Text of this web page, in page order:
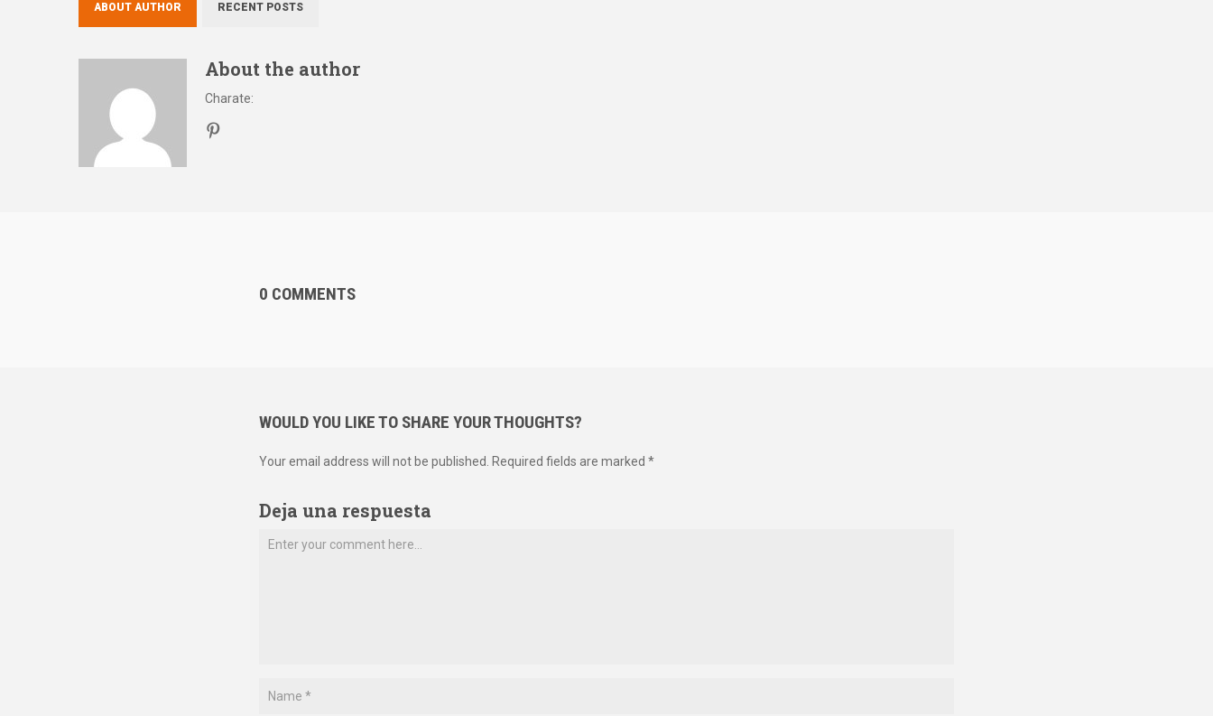
ABOUT AUTHOR RECENT POSTS
About the author
Charate:
0 COMMENTS
WOULD YOU LIKE TO SHARE YOUR THOUGHTS?
Your email address will not be published. Required fields are marked *
Deja una respuesta